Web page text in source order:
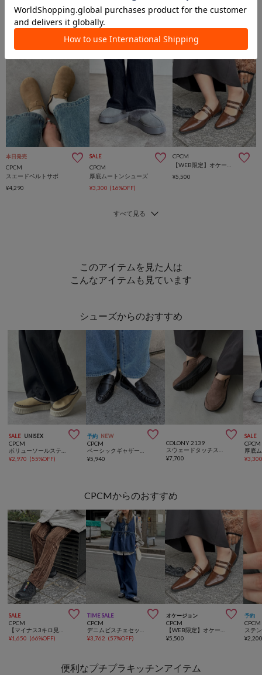
本日発売
CPCM
スエードベルトサボ
¥4,290
SALE
CPCM
厚底ムートンシューズ
¥3,300 (16%OFF)
CPCM
¥5,500
このアイテムを見た人は
こんなアイテムも見ています
シューズからのおすすめ
SALE UNISEX 
CPCM
¥2,970 (55%OFF)
予約 NEW 
CPCM
¥5,940

COLONY 2139
¥7,700
SALE
CPCM
厚底
¥
CPCMからのおすすめ
SALE 
CPCM
¥1,650 (66%OFF)
TIME SALE 
CPCM
¥3,762 (57%OFF)
オケージョン 
CPCM
¥5,500
予約
CPCM
¥
便利なプチプラキッチンアイテム